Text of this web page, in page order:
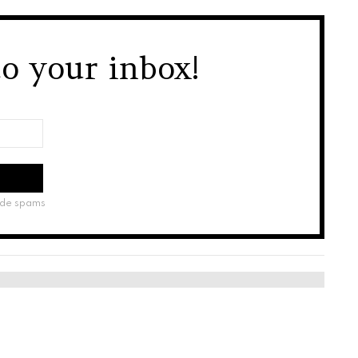
your inbox!
spams